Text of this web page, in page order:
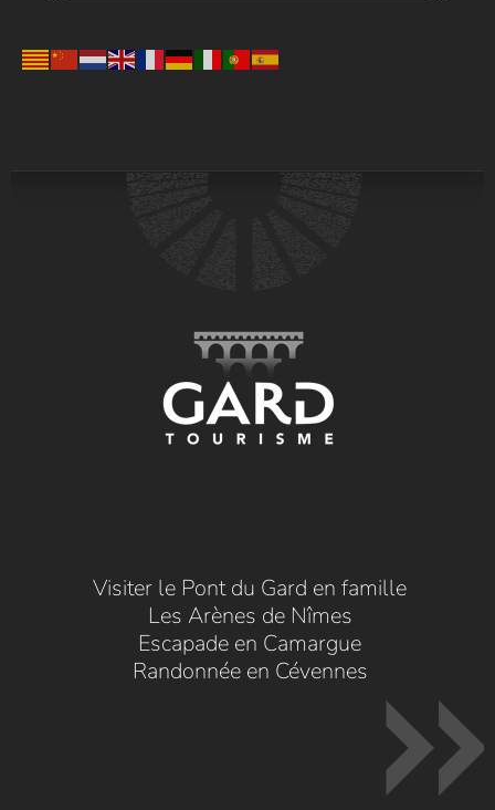
Visiter le Pont du Gard en famille
Les Arènes de Nîmes
Escapade en Camargue
Randonnée en Cévennes